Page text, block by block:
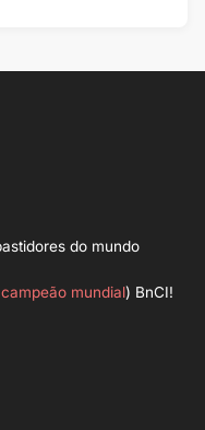
do mundo
mundial) BnCI!